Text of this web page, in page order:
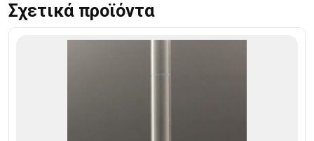
Σχετικά προϊόντα